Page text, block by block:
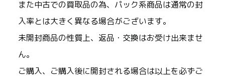
また中古での買取品の為、パック系商品は通常の封
入率とは大きく異なる場合がございます。
未開封商品の性質上、返品・交換はお受け出来ませ
ん。
ご購入、ご購入後に開封される場合は以上を必ずご